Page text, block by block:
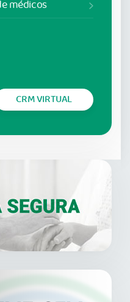
médicos
CRM VIRTUAL